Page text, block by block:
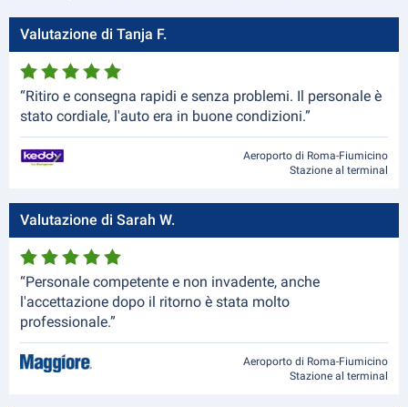
Valutazione di Tanja F.
“Ritiro e consegna rapidi e senza problemi. Il personale è
stato cordiale, l'auto era in buone condizioni.”
Aeroporto di Roma-Fiumicino
Stazione al terminal
Valutazione di Sarah W.
“Personale competente e non invadente, anche
l'accettazione dopo il ritorno è stata molto
professionale.”
Aeroporto di Roma-Fiumicino
Stazione al terminal